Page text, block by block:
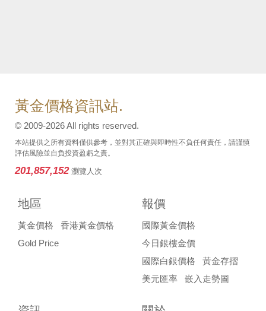
黃金價格資訊站.
© 2009-2026 All rights reserved.
本站提供之所有資料僅供參考，並對其正確與即時性不負任何責任，請謹慎
評估風險並自負投資盈虧之責。
201,857,152 瀏覽人次
地區
黃金價格
香港黃金價格
Gold Price
報價
國際黃金價格
今日銀樓金價
國際白銀價格
黃金存摺
美元匯率
嵌入走勢圖